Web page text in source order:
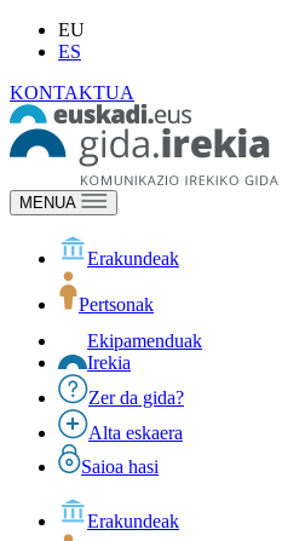
EU
ES
KONTAKTUA
MENUA
Erakundeak
Pertsonak
Ekipamenduak
Irekia
Zer da gida?
Alta eskaera
Saioa hasi
Erakundeak